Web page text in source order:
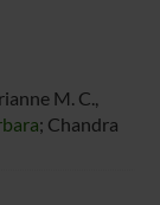
M. C.,
; Chandra